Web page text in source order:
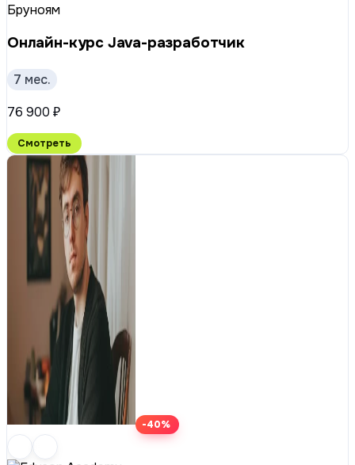
Бруноям
Онлайн-курс Java-разработчик
7 мес.
76 900 ₽
Смотреть
-40%